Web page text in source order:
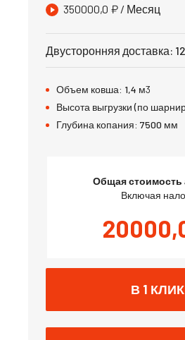
350000,0 ₽ / Месяц
Двусторонняя доставка:
Объем ковша: 1,4 м3
Высота выгрузки (по
Глубина копания: 7500 мм
Общая стоимость
Включая
В 1 КЛИК